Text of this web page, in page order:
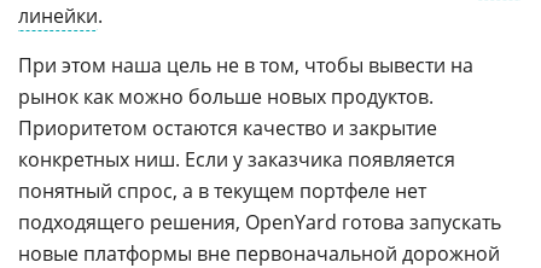
линейки.
При этом наша цель не в том, чтобы вывести на
рынок как можно больше новых продуктов.
Приоритетом остаются качество и закрытие
конкретных ниш. Если у заказчика появляется
понятный спрос, а в текущем портфеле нет
подходящего решения, OpenYard готова запускать
новые платформы вне первоначальной дорожной